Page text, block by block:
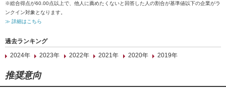
※総合得点が60.00点以上で、他人に薦めたくないと回答した人の割合が基準値以下の企業がラ
ンクイン対象となります。
≫ 詳細はこちら
過去ランキング
2024年
2023年 2022年 2021年 2020年 2019年
推奨意向